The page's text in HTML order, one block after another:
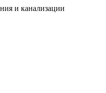
и канализации